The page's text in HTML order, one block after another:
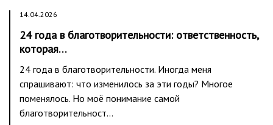
14.04.2026
24 года в благотворительности: ответственность,
которая…
24 года в благотворительности. Иногда меня
спрашивают: что изменилось за эти годы? Многое
поменялось. Но моё понимание самой
благотворительност…